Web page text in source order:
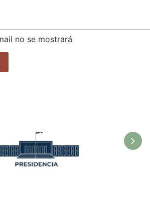
no se mostrará